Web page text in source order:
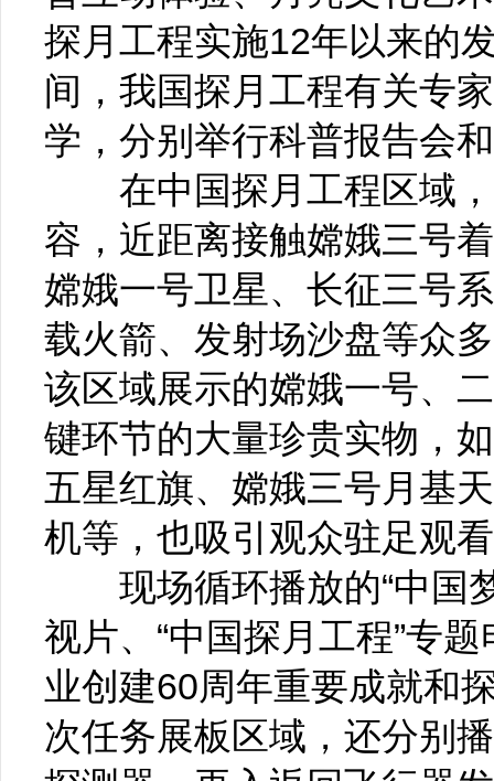
探月工程实施12年以来的
间，我国探月工程有关专
学，分别举行科普报告会
在中国探月工程区域，
容，近距离接触嫦娥三号
嫦娥一号卫星、长征三号
载火箭、发射场沙盘等众
该区域展示的嫦娥一号、
键环节的大量珍贵实物，
五星红旗、嫦娥三号月基
机等，也吸引观众驻足观
现场循环播放的“中国梦
视片、“中国探月工程”专
业创建60周年重要成就和
次任务展板区域，还分别